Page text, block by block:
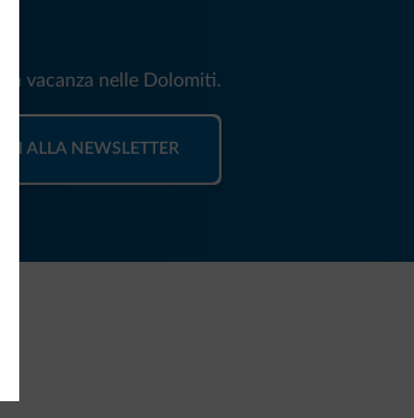
vacanza nelle Dolomiti.
ALLA NEWSLETTER